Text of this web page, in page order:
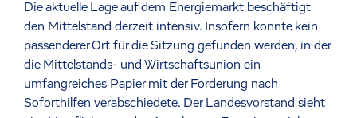
Die aktuelle Lage auf dem Energiemarkt beschäftigt
den Mittelstand derzeit intensiv. Insofern konnte kein
passenderer Ort für die Sitzung gefunden werden, in der
die Mittelstands- und Wirtschaftsunion ein
umfangreiches Papier mit der Forderung nach
Soforthilfen verabschiedete. Der Landesvorstand sieht